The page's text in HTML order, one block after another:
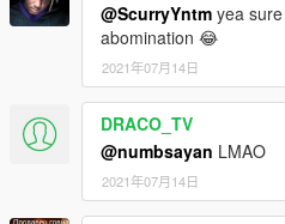
@ScurryYntm yea
abomination 😂
2021年07月14日
DRACO_TV
@numbsayan LMAO
2021年07月14日